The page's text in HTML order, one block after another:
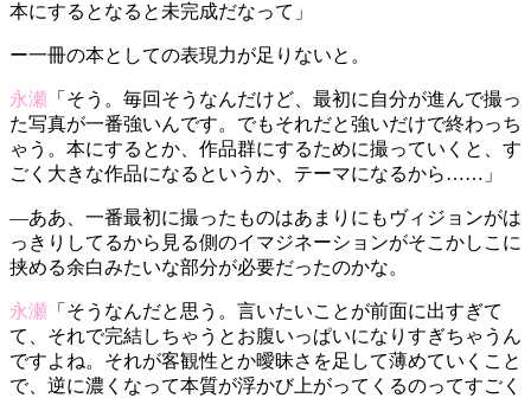
本にするとなると未完成だなって」
ー一冊の本としての表現力が足りないと。
永瀬 「そう。毎回そうなんだけど、最初に自分が進んで撮っ
た写真が一番強いんです。でもそれだと強いだけで終わっち
ゃう。本にするとか、作品群にするために撮っていくと、す
ごく大きな作品になるというか、テーマになるから……」
—ああ、一番最初に撮ったものはあまりにもヴィジョンがは
っきりしてるから見る側のイマジネーションがそこかしこに
挟める余白みたいな部分が必要だったのかな。
永瀬 「そうなんだと思う。言いたいことが前面に出すぎて
て、それで完結しちゃうとお腹いっぱいになりすぎちゃうん
ですよね。それが客観性とか曖昧さを足して薄めていくこと
で、逆に濃くなって本質が浮かび上がってくるのってすごく